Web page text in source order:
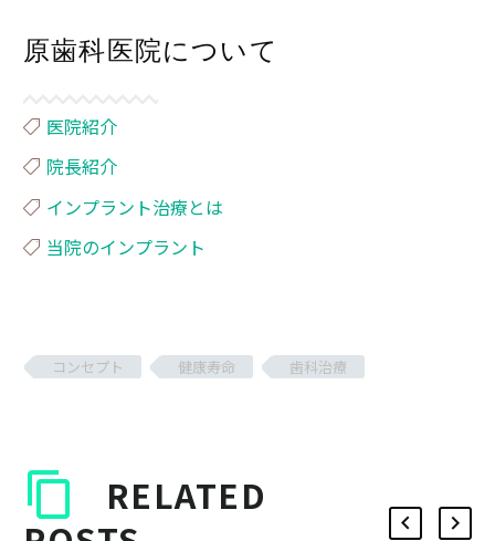
原歯科医院について
医院紹介
院長紹介
インプラント治療とは
当院のインプラント
コンセプト 健康寿命 歯科治療
RELATED